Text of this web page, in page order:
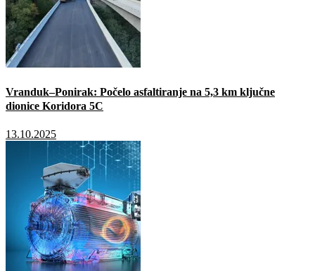
Vranduk–Ponirak: Počelo asfaltiranje na 5,3 km ključne
dionice Koridora 5C
13.10.2025